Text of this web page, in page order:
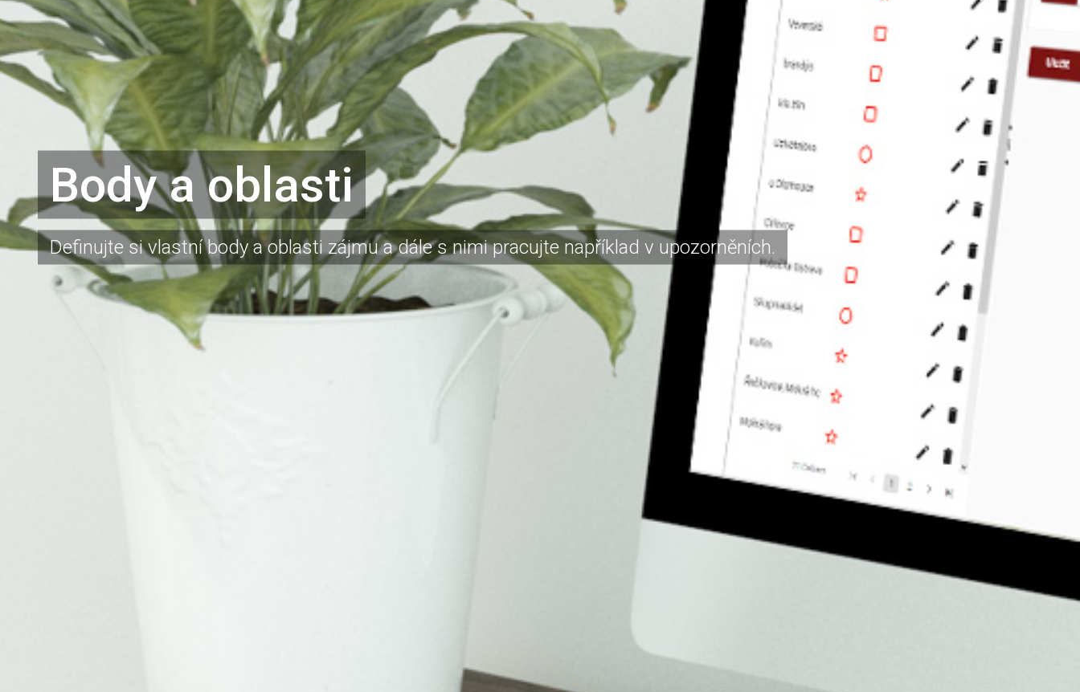
Body a oblasti
Definujte si vlastní body a oblasti zájmu a dále s nimi pracujte například v upozorněních.